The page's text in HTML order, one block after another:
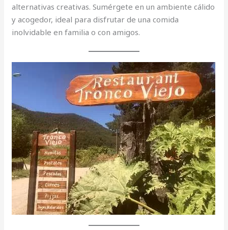
alternativas creativas. Sumérgete en un ambiente cálido
y acogedor, ideal para disfrutar de una comida
inolvidable en familia o con amigos.